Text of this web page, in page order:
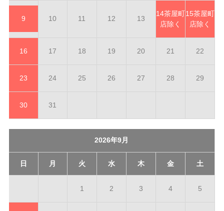
9 10 11 12 13
14茶屋町
店除く
15茶屋町
店除く
16 17 18 19 20 21 22
23 24 25 26 27 28 29
30 31
2026年9月
日 月 火 水 木 金 土
1 2 3 4 5